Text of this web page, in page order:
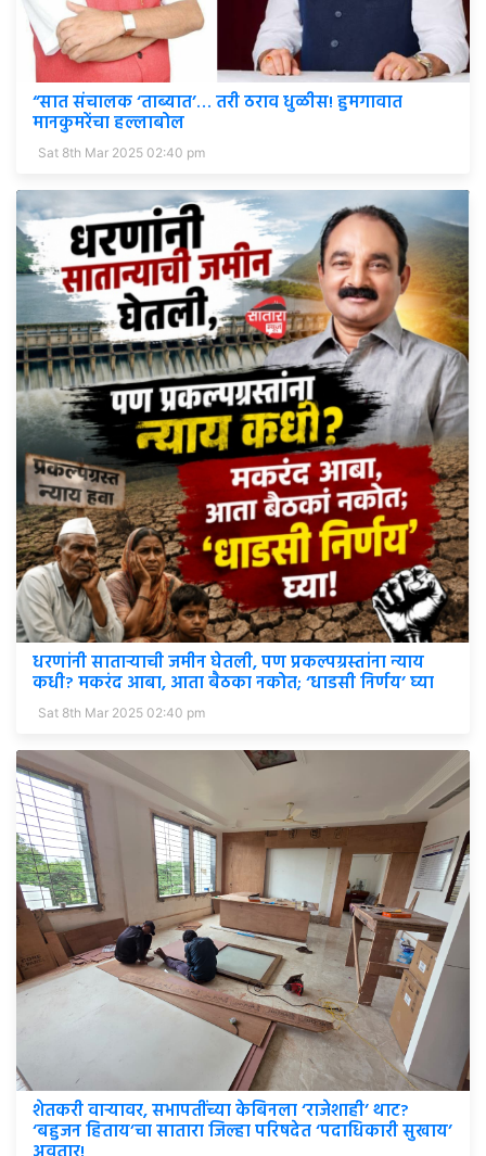
“सात संचालक ‘ताब्यात’… तरी ठराव धुळीस! हुमगावात
मानकुमरेंचा हल्लाबोल
Sat 8th Mar 2025 02:40 pm
धरणांनी साताऱ्याची जमीन घेतली, पण प्रकल्पग्रस्तांना न्याय
कधी? मकरंद आबा, आता बैठका नकोत; ‘धाडसी निर्णय’ घ्या
Sat 8th Mar 2025 02:40 pm
शेतकरी वाऱ्यावर, सभापतींच्या केबिनला ‘राजेशाही’ थाट?
‘बहुजन हिताय’चा सातारा जिल्हा परिषदेत ‘पदाधिकारी सुखाय’